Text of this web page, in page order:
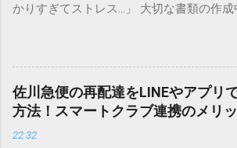
かりすぎてストレス…」 大切な書類の作成
てしまいますよね。多くの人が「IMEパ
を使いますが、実はマウスで一画ずつ書
し、似た漢字が多すぎて結局見つからない
ません。 そこで今回は、IMEパッドを使わ
ドを打ち込むだけで一瞬で旧字や外字、特
「文字コード入力」のテクニックを詳しく
佐川急便の再配達をLINEやアプリ
方法！スマートクラブ連携のメリ
22:32